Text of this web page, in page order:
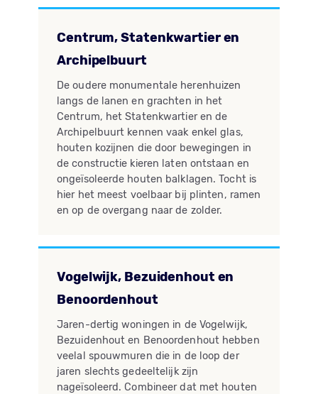
Centrum, Statenkwartier en
Archipelbuurt
De oudere monumentale herenhuizen
langs de lanen en grachten in het
Centrum, het Statenkwartier en de
Archipelbuurt kennen vaak enkel glas,
houten kozijnen die door bewegingen in
de constructie kieren laten ontstaan en
ongeïsoleerde houten balklagen. Tocht is
hier het meest voelbaar bij plinten, ramen
en op de overgang naar de zolder.
Vogelwijk, Bezuidenhout en
Benoordenhout
Jaren-dertig woningen in de Vogelwijk,
Bezuidenhout en Benoordenhout hebben
veelal spouwmuren die in de loop der
jaren slechts gedeeltelijk zijn
nageïsoleerd. Combineer dat met houten